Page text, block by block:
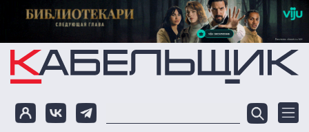
Перейти к основному содержанию